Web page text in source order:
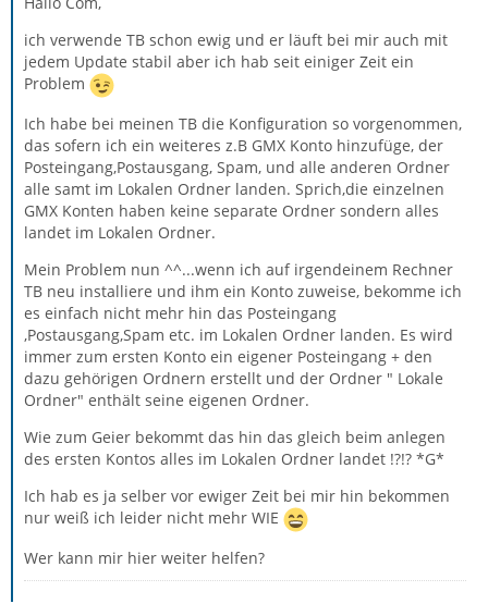
ich verwende TB schon ewig und er läuft bei mir auch mit
jedem Update stabil aber ich hab seit einiger Zeit ein
Problem
Ich habe bei meinen TB die Konfiguration so vorgenommen,
das sofern ich ein weiteres z.B GMX Konto hinzufüge, der
Posteingang,Postausgang, Spam, und alle anderen Ordner
alle samt im Lokalen Ordner landen. Sprich,die einzelnen
GMX Konten haben keine separate Ordner sondern alles
landet im Lokalen Ordner.
Mein Problem nun ^^...wenn ich auf irgendeinem Rechner
TB neu installiere und ihm ein Konto zuweise, bekomme ich
es einfach nicht mehr hin das Posteingang
,Postausgang,Spam etc. im Lokalen Ordner landen. Es wird
immer zum ersten Konto ein eigener Posteingang + den
dazu gehörigen Ordnern erstellt und der Ordner " Lokale
Ordner" enthält seine eigenen Ordner.
Wie zum Geier bekommt das hin das gleich beim anlegen
des ersten Kontos alles im Lokalen Ordner landet !?!? *G*
Ich hab es ja selber vor ewiger Zeit bei mir hin bekommen
nur weiß ich leider nicht mehr WIE
Wer kann mir hier weiter helfen?